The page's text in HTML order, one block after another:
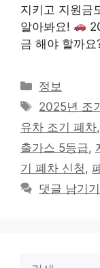
지키고 지원금
알아봐요!
금 해야 할까
카
테
리
정보
태
그
2025년 조
유차 조기 폐차,
출가스 5등급,
기 폐차 신청 ,
댓글 남기기